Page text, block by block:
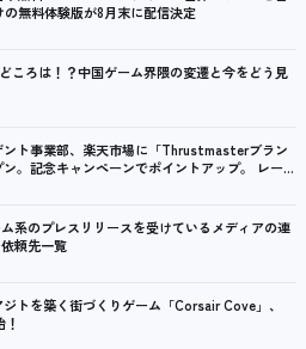
無料体験版が8月末に配信決定
ころは！？中国ゲーム界隈の変遷と今をどう見
ント事業部、楽天市場に「Thrustmasterブラン
ン。記念キャンペーンでポイントアップ。 レーシ
けコントローラーを中心に、幅広くラインナッ
系のプレスリリースを受けているメディアの連
頼先一覧
トを築く街づくりゲーム「Corsair Cove」、